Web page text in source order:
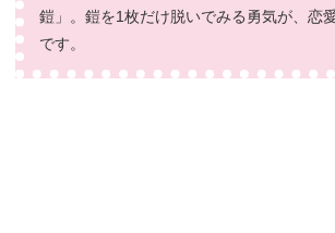
鎧」。鎧を1枚だけ脱いでみる勇気が、恋
です。